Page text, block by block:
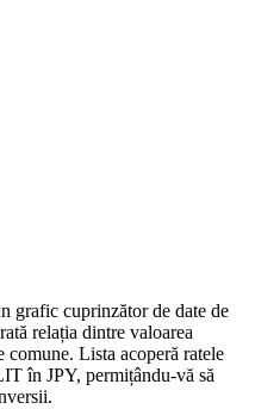
grafic cuprinzător de date de
relația dintre valoarea
Lista acoperă ratele
în JPY, permițându-vă să